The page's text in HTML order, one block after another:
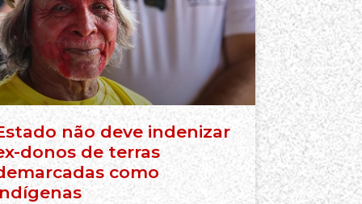
não deve indenizar
donos de terras
como